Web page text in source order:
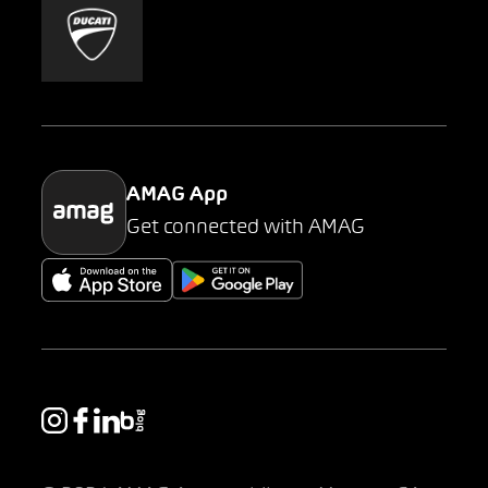
Mobility-as-a-Service
Parking
AMAG App
Get connected with AMAG